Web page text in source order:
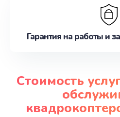
Гарантия на работы и
Стоимость